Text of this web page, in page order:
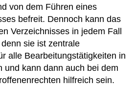
von dem Führen eines
befreit. Dennoch kann das
Verzeichnisses in jedem Fall
sie ist zentrale
alle Bearbeitungstätigkeiten in
und kann dann auch bei dem
hilfreich sein.